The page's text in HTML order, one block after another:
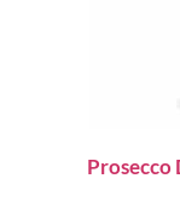
Prosecco